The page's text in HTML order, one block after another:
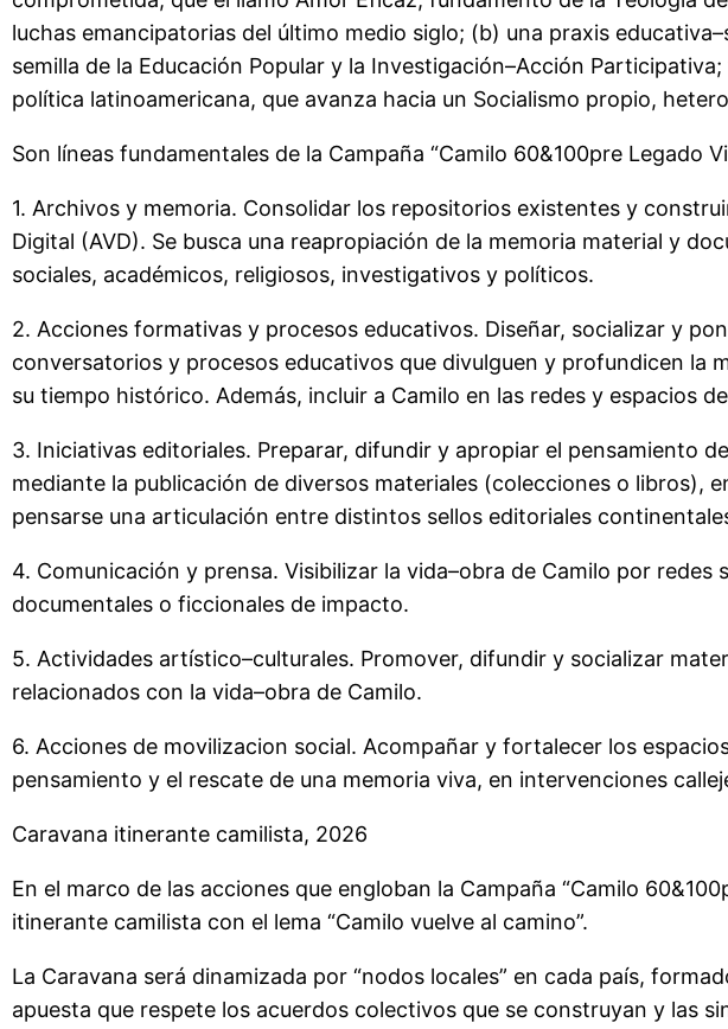
luchas emancipatorias del último medio siglo; (b) una praxis
semilla de la Educación Popular y la Investigación–Acción
política latinoamericana, que avanza hacia un Socialismo propio,
Son líneas fundamentales de la Campaña “Camilo 60&100pre Legado
1. Archivos y memoria. Consolidar los repositorios existentes y
Digital (AVD). Se busca una reapropiación de la memoria material y
sociales, académicos, religiosos, investigativos y políticos.
2. Acciones formativas y procesos educativos. Diseñar, socializar y
conversatorios y procesos educativos que divulguen y profundicen la
su tiempo histórico. Además, incluir a Camilo en las redes y espacios
3. Iniciativas editoriales. Preparar, difundir y apropiar el pensamiento
mediante la publicación de diversos materiales (colecciones o libros),
pensarse una articulación entre distintos sellos editoriales
4. Comunicación y prensa. Visibilizar la vida–obra de Camilo por
documentales o ficcionales de impacto.
5. Actividades artístico–culturales. Promover, difundir y socializar
relacionados con la vida–obra de Camilo.
6. Acciones de movilizacion social. Acompañar y fortalecer los
pensamiento y el rescate de una memoria viva, en intervenciones
Caravana itinerante camilista, 2026
En el marco de las acciones que engloban la Campaña “Camilo
itinerante camilista con el lema “Camilo vuelve al camino”.
La Caravana será dinamizada por “nodos locales” en cada país,
apuesta que respete los acuerdos colectivos que se construyan y las